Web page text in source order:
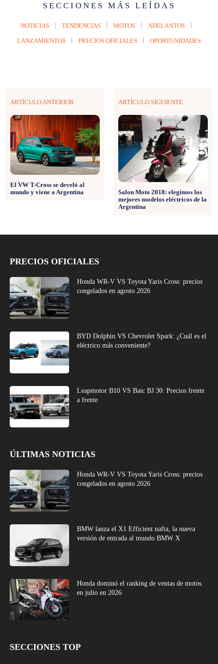
SECCIONES MÁS LEÍDAS
NOTICIAS TENDENCIAS MOTOS ADELANTOS
LANZAMIENTOS PRECIOS OFICIALES OPORTUNIDADES
ARTÍCULO ANTERIOR
El VW T-Cross se develó al
mundo y viene a Argentina
ARTÍCULO SIGUIENTE
Salon Moto 2018: elegimos los
mejores modelos eléctricos de la
Argentina
PRECIOS OFICIALES
Honda WR-V VS Toyota Yaris Cross: precios
congelados en agosto 2026
BYD Dolphin VS Chevrolet Spark: ¿Cuál es el
eléctrico más conveniente?
Leapmotor B10 VS Baic BJ 30: Precios frente
a frente
ÚLTIMAS NOTICIAS
Honda WR-V VS Toyota Yaris Cross: precios
congelados en agosto 2026
BMW lanza el X1 Efficient nafta, la nueva
versión de entrada al mundo BMW X
Honda dominó el ranking de ventas de motos
en julio en 2026
SECCIONES TOP